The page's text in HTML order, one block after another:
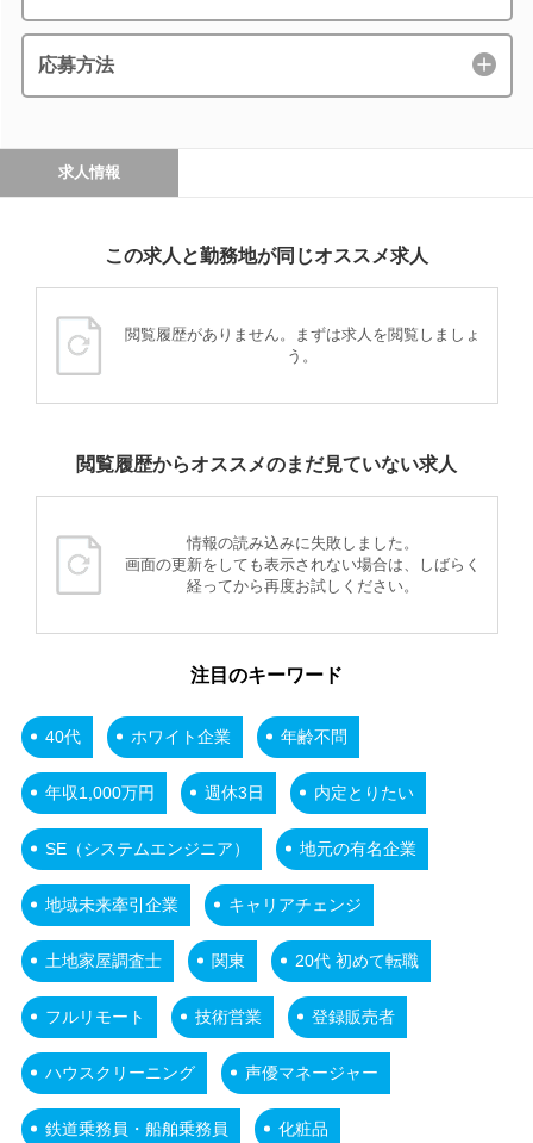
応募方法
求人情報
この求人と勤務地が同じオススメ求人
閲覧履歴がありません。まずは求人を閲覧しましょ
う。
閲覧履歴からオススメのまだ見ていない求人
情報の読み込みに失敗しました。
画面の更新をしても表示されない場合は、しばらく
経ってから再度お試しください。
注目のキーワード
40代 ホワイト企業 年齢不問
年収1,000万円 週休3日 内定とりたい
SE（システムエンジニア） 地元の有名企業
地域未来牽引企業 キャリアチェンジ
土地家屋調査士 関東 20代 初めて転職
フルリモート 技術営業 登録販売者
ハウスクリーニング 声優マネージャー
鉄道乗務員・船舶乗務員 化粧品